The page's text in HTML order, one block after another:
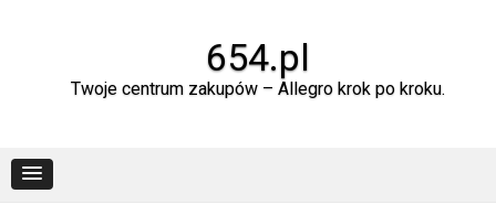
654.pl
Twoje centrum zakupów – Allegro krok po kroku.